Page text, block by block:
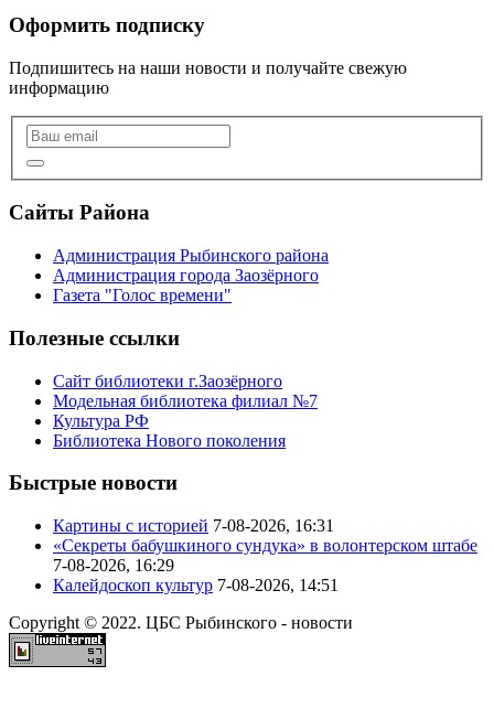
Оформить подписку
Подпишитесь на наши новости и получайте свежую
информацию
Сайты Района
Администрация Рыбинского района
Администрация города Заозёрного
Газета "Голос времени"
Полезные ссылки
Сайт библиотеки г.Заозёрного
Модельная библиотека филиал №7
Культура РФ
Библиотека Нового поколения
Быстрые новости
Картины с историей 7-08-2026, 16:31
«Секреты бабушкиного сундука» в волонтерском штабе
7-08-2026, 16:29
Калейдоскоп культур 7-08-2026, 14:51
Copyright © 2022. ЦБС Рыбинского - новости